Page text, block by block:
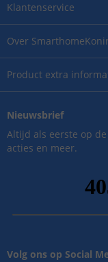
Over
Product extra
Klantenservice
Nieuwsbrief
Altijd als eerste op
acties en meer.
Volg ons op Social